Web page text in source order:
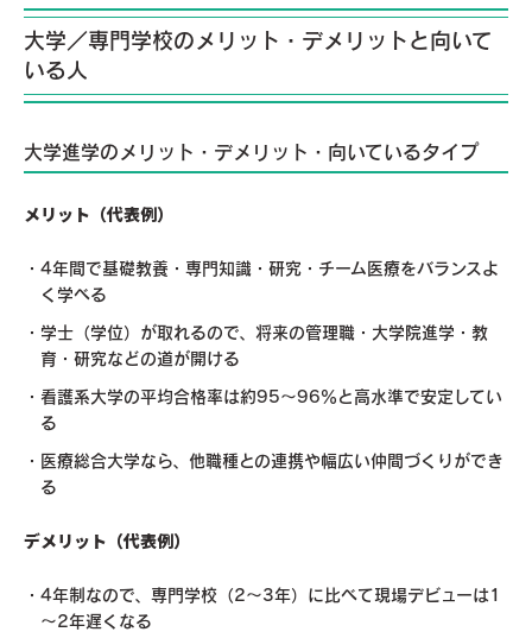
大学／専門学校のメリット・デメリットと向いて
いる人
大学進学のメリット・デメリット・向いているタイプ
メリット（代表例）
4年間で基礎教養・専門知識・研究・チーム医療をバランスよ
く学べる
学士（学位）が取れるので、将来の管理職・大学院進学・教
育・研究などの道が開ける
看護系大学の平均合格率は約95～96％と高水準で安定してい
る
医療総合大学なら、他職種との連携や幅広い仲間づくりができ
る
デメリット（代表例）
4年制なので、専門学校（2～3年）に比べて現場デビューは1
～2年遅くなる